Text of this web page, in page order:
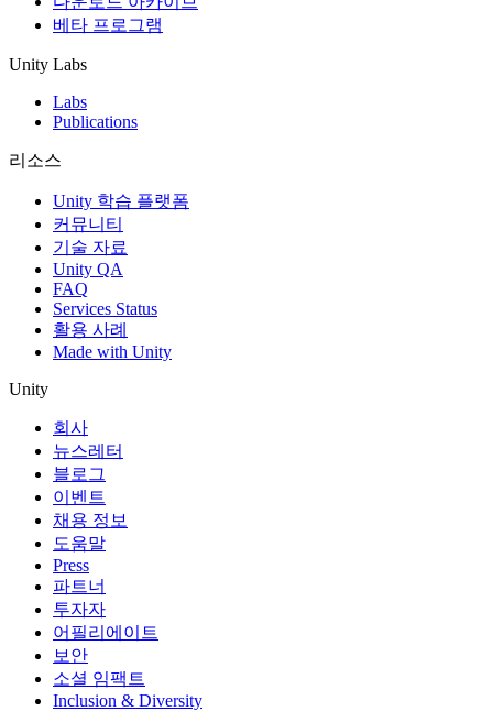
베타 프로그램
Unity Labs
Labs
Publications
리소스
Unity 학습 플랫폼
커뮤니티
기술 자료
Unity QA
FAQ
Services Status
활용 사례
Made with Unity
Unity
회사
뉴스레터
블로그
이벤트
채용 정보
도움말
Press
파트너
투자자
어필리에이트
보안
소셜 임팩트
Inclusion & Diversity